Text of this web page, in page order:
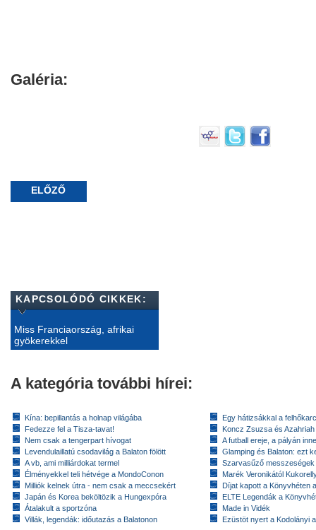
Galéria:
ELŐZŐ
KAPCSOLÓDÓ CIKKEK:
Miss Franciaország, afrikai
gyökerekkel
A kategória további hírei:
Kína: bepillantás a holnap világába
Fedezze fel a Tisza-tavat!
Nem csak a tengerpart hívogat
Levendulaillatú csodavilág a Balaton fölött
A vb, ami milliárdokat termel
Élményekkel teli hétvége a MondoConon
Milliók kelnek útra - nem csak a meccsekért
Japán és Korea beköltözik a Hungexpóra
Átalakult a sportzóna
Villák, legendák: időutazás a Balatonon
Egy hátizsákkal a
Koncz Zsuzsa és
A futball ereje, a pályán
Glamping és Balaton: ezt
Szarvasűző messzeségek
Marék Veronikától
Díjat kapott a Könyvhéten
ELTE Legendák a
Made in Vidék
Ezüstöt nyert a Kodolányi